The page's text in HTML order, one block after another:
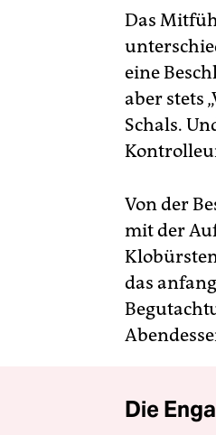
Das
eine
aber stets
Schals.
Von der
mit der
das
Die